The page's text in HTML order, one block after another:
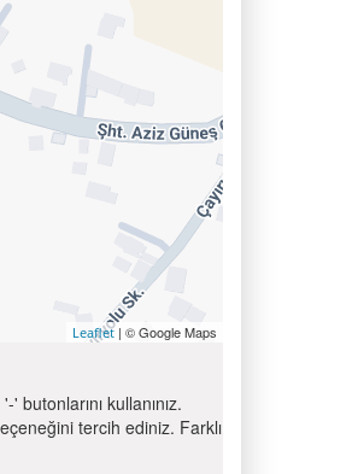
Leaflet| © Google Maps
kullanınız.
tercih ediniz. Farklı